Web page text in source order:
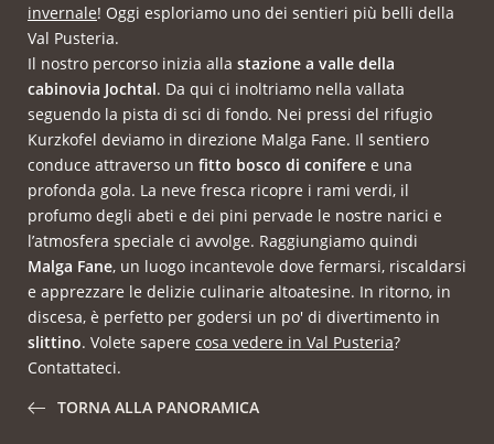
invernale! Oggi esploriamo uno dei sentieri più belli della
Val Pusteria.
Il nostro percorso inizia alla stazione a valle della
cabinovia Jochtal. Da qui ci inoltriamo nella vallata
seguendo la pista di sci di fondo. Nei pressi del rifugio
Kurzkofel deviamo in direzione Malga Fane. Il sentiero
conduce attraverso un fitto bosco di conifere e una
profonda gola. La neve fresca ricopre i rami verdi, il
profumo degli abeti e dei pini pervade le nostre narici e
l’atmosfera speciale ci avvolge. Raggiungiamo quindi
Malga Fane, un luogo incantevole dove fermarsi, riscaldarsi
e apprezzare le delizie culinarie altoatesine. In ritorno, in
discesa, è perfetto per godersi un po' di divertimento in
slittino. Volete sapere cosa vedere in Val Pusteria?
Contattateci.
TORNA ALLA PANORAMICA